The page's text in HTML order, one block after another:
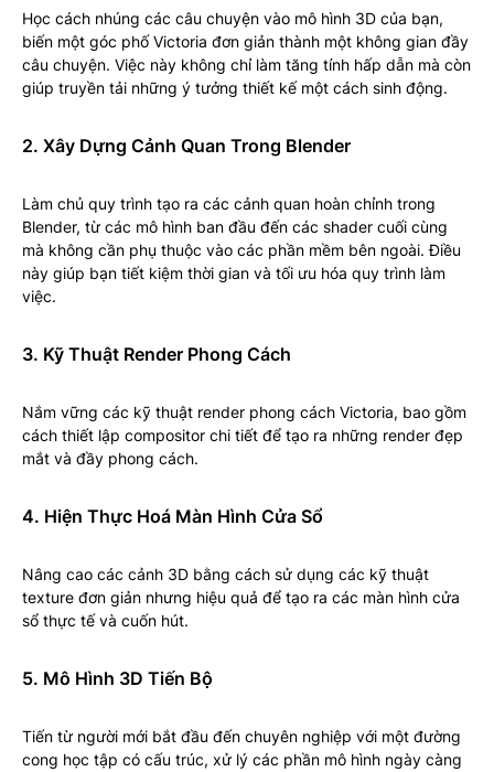
Học cách nhúng các câu chuyện vào mô hình 3D của bạn,
biến một góc phố Victoria đơn giản thành một không gian đầy
câu chuyện. Việc này không chỉ làm tăng tính hấp dẫn mà còn
giúp truyền tải những ý tưởng thiết kế một cách sinh động.
2. Xây Dựng Cảnh Quan Trong Blender
Làm chủ quy trình tạo ra các cảnh quan hoàn chỉnh trong
Blender, từ các mô hình ban đầu đến các shader cuối cùng
mà không cần phụ thuộc vào các phần mềm bên ngoài. Điều
này giúp bạn tiết kiệm thời gian và tối ưu hóa quy trình làm
việc.
3. Kỹ Thuật Render Phong Cách
Nắm vững các kỹ thuật render phong cách Victoria, bao gồm
cách thiết lập compositor chi tiết để tạo ra những render đẹp
mắt và đầy phong cách.
4. Hiện Thực Hoá Màn Hình Cửa Sổ
Nâng cao các cảnh 3D bằng cách sử dụng các kỹ thuật
texture đơn giản nhưng hiệu quả để tạo ra các màn hình cửa
sổ thực tế và cuốn hút.
5. Mô Hình 3D Tiến Bộ
Tiến từ người mới bắt đầu đến chuyên nghiệp với một đường
cong học tập có cấu trúc, xử lý các phần mô hình ngày càng